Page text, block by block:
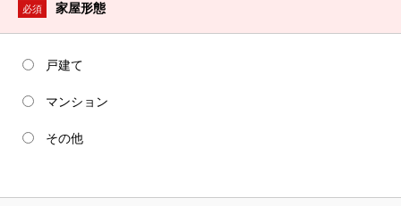
必須 家屋形態
戸建て
マンション
その他